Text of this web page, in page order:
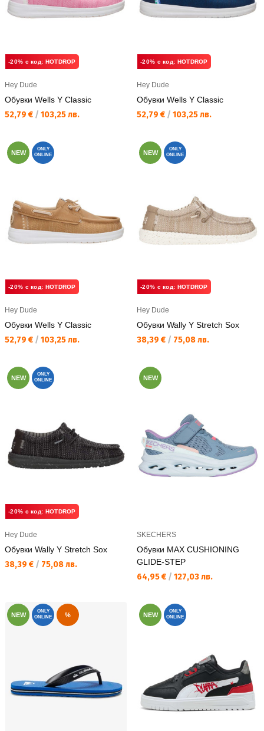
-20% с код: HOTDROP
Hey Dude
Обувки Wells Y Classic
Текуща цена:
52,79 € / 103,25 лв.
-20% с код: HOTDROP
Hey Dude
Обувки Wells Y Classic
Текуща цена:
52,79 € / 103,25 лв.
NEW
ONLY
ONLINE
-20% с код: HOTDROP
Hey Dude
Обувки Wells Y Classic
Текуща цена:
52,79 € / 103,25 лв.
NEW
ONLY
ONLINE
-20% с код: HOTDROP
Hey Dude
Обувки Wally Y Stretch Sox
Текуща цена:
38,39 € / 75,08 лв.
NEW
ONLY
ONLINE
-20% с код: HOTDROP
Hey Dude
Обувки Wally Y Stretch Sox
Текуща цена:
38,39 € / 75,08 лв.
NEW
SKECHERS
Обувки MAX CUSHIONING
GLIDE-STEP
Текуща цена:
64,95 € / 127,03 лв.
NEW
ONLY
ONLINE
% NEW
ONLY
ONLINE